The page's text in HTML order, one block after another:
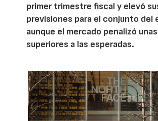
primer trimestre fiscal y elevó
previsiones para el conjunto del
aunque el mercado penalizó
superiores a las esperadas.